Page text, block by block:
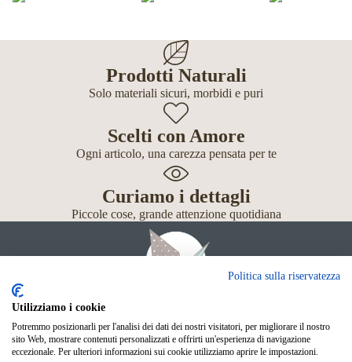
Prodotti Naturali
Solo materiali sicuri, morbidi e puri
Scelti con Amore
Ogni articolo, una carezza pensata per te
Curiamo i dettagli
Piccole cose, grande attenzione quotidiana
Giochi
Neonato
Politica sulla riservatezza
Utilizziamo i cookie
Potremmo posizionarli per l'analisi dei dati dei nostri visitatori, per migliorare il nostro
sito Web, mostrare contenuti personalizzati e offrirti un'esperienza di navigazione
eccezionale. Per ulteriori informazioni sui cookie utilizziamo aprire le impostazioni.